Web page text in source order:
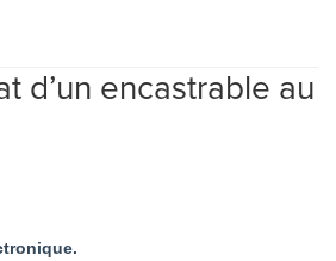
d’un encastrable au